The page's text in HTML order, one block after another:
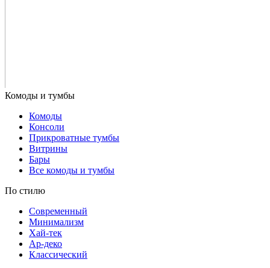
Комоды
Консоли
Прикроватные тумбы
Витрины
Бары